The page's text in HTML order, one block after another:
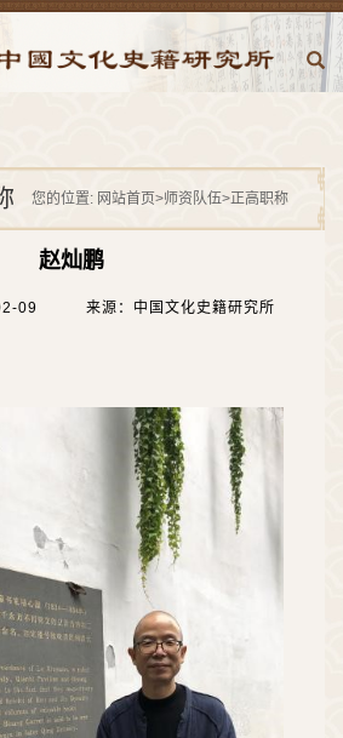
您的位置: 网站首页>师资队伍>正高职称
赵灿鹏
09 来源：中国文化史籍研究所